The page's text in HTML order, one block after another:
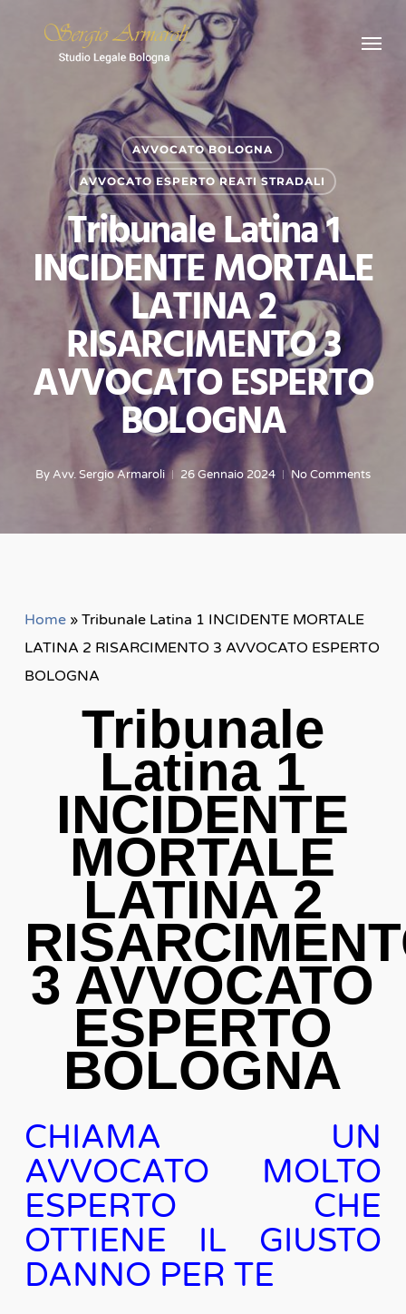
Menu
AVVOCATO BOLOGNA
AVVOCATO ESPERTO REATI STRADALI
Tribunale Latina 1
INCIDENTE MORTALE
LATINA 2
RISARCIMENTO 3
AVVOCATO ESPERTO
BOLOGNA
ByAvv. Sergio Armaroli 26 Gennaio 2024 No Comments
Home» Tribunale Latina 1 INCIDENTE MORTALE
LATINA 2 RISARCIMENTO 3 AVVOCATO ESPERTO
BOLOGNA
Tribunale
Latina 1
INCIDENTE
MORTALE
LATINA 2
3 AVVOCATO
ESPERTO
BOLOGNA
CHIAMA UN
AVVOCATO MOLTO
ESPERTO CHE
OTTIENE IL GIUSTO
DANNO PER TE